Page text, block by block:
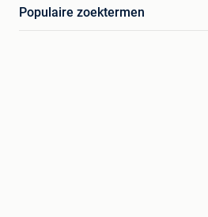
Populaire zoektermen